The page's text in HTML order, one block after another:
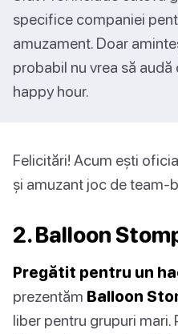
specifice companiei
amuzament. Doar
probabil nu vrea să
happy hour.
Felicitări! Acum ești
și amuzant joc de team-
2. Balloon
Pregătit pentru un
prezentăm Balloon
liber pentru grupuri